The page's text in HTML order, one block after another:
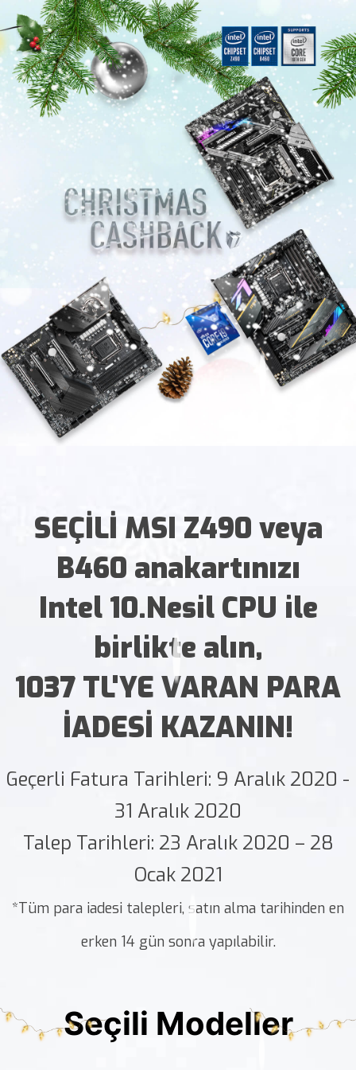
SEÇİLİ MSI Z490 veya
B460 anakartınızı
Intel 10.Nesil CPU ile
birlikte alın,
1037 TL'YE VARAN PARA
İADESİ KAZANIN!
Geçerli Fatura Tarihleri: 9 Aralık 2020 -
31 Aralık 2020
Talep Tarihleri: 23 Aralık 2020 – 28
Ocak 2021
*Tüm para iadesi talepleri, satın alma tarihinden en
erken 14 gün sonra yapılabilir.
Seçili Modeller